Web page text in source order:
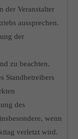
der Veranstalter
aussprechen.
der
zu beachten.
Standbetreibers
des
wenn
verletzt wird.